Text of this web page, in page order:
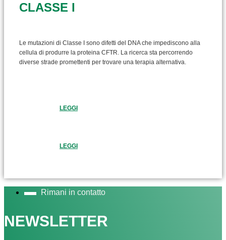
CLASSE I
Le mutazioni di Classe I sono difetti del DNA che impediscono alla
cellula di produrre la proteina CFTR. La ricerca sta percorrendo
diverse strade promettenti per trovare una terapia alternativa.
LEGGI
LEGGI
Rimani in contatto
NEWSLETTER